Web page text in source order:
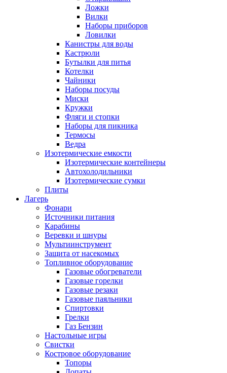
Ложки
Вилки
Наборы приборов
Ловилки
Канистры для воды
Кастрюли
Бутылки для питья
Котелки
Чайники
Наборы посуды
Миски
Кружки
Фляги и стопки
Наборы для пикника
Термосы
Ведра
Изотермические емкости
Изотермические контейнеры
Автохолодильники
Изотермические сумки
Плиты
Лагерь
Фонари
Источники питания
Карабины
Веревки и шнуры
Мультиинструмент
Защита от насекомых
Топливное оборудование
Газовые обогреватели
Газовые горелки
Газовые резаки
Газовые паяльники
Спиртовки
Грелки
Газ Бензин
Настольные игры
Свистки
Костровое оборудование
Топоры